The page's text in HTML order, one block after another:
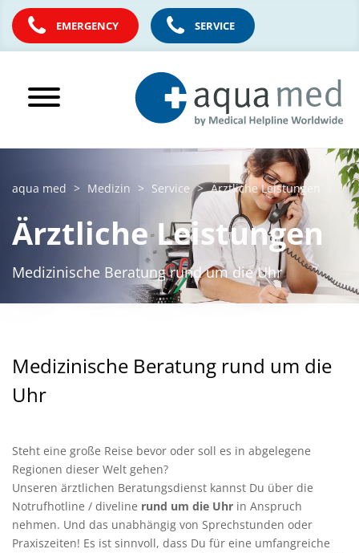
EMERGENCY SERVICE
aqua med Medizin Service Ärztliche Leistungen
Ärztliche Leistungen
Medizinische Beratung rund um die Uhr
Medizinische Beratung rund um die
Uhr
Steht eine große Reise bevor oder soll es in abgelegene
Regionen dieser Welt gehen?
Unseren ärztlichen Beratungsdienst kannst Du über die
Notrufhotline / diveline rund um die Uhr in Anspruch
nehmen. Und das unabhängig von Sprechstunden oder
Praxiszeiten! Es ist sinnvoll, dass Du für eine umfangreiche